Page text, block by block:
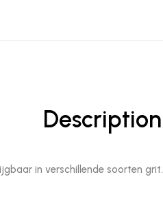
Description
in verschillende soorten grit.